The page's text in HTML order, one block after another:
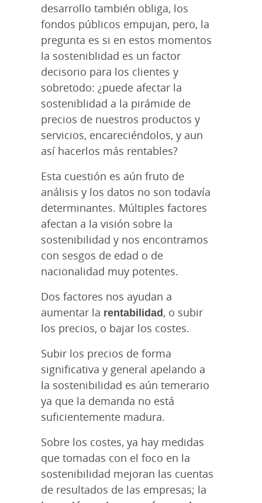
desarrollo también obliga, los
fondos públicos empujan, pero, la
pregunta es si en estos momentos
la sosteniblidad es un factor
decisorio para los clientes y
sobretodo: ¿puede afectar la
sosteniblidad a la pirámide de
precios de nuestros productos y
servicios, encareciéndolos, y aun
así hacerlos más rentables?
Esta cuestión es aún fruto de
análisis y los datos no son todavía
determinantes. Múltiples factores
afectan a la visión sobre la
sostenibilidad y nos encontramos
con sesgos de edad o de
nacionalidad muy potentes.
Dos factores nos ayudan a
aumentar la rentabilidad, o subir
los precios, o bajar los costes.
Subir los precios de forma
significativa y general apelando a
la sostenibilidad es aún temerario
ya que la demanda no está
suficientemente madura.
Sobre los costes, ya hay medidas
que tomadas con el foco en la
sostenibilidad mejoran las cuentas
de resultados de las empresas; la